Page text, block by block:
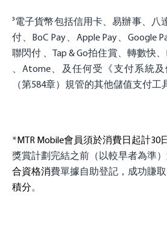
³電子貨幣包括信用卡、易辦事、八
付、BoC Pay、Apple Pay、Google
聯閃付 、Tap & Go拍住賞、轉數快、
、Atome、及任何受《支付系統
（第584章）規管的其他儲值支付工
*MTR Mobile會員須於消費日起計30
獎賞計劃完結之前（以較早者為準
合資格消費單據自助登記，成功賺取
積分。